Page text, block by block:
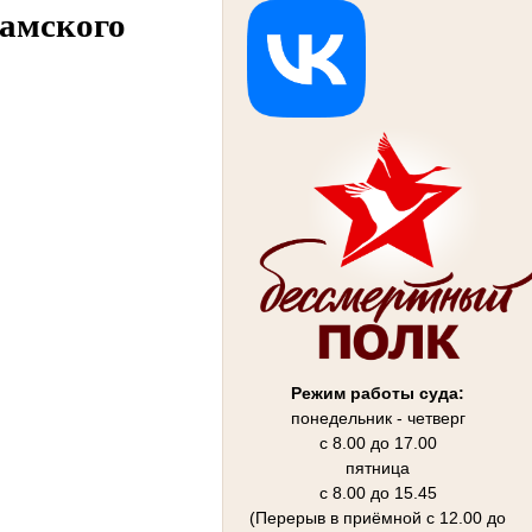
Режим работы суда:
понедельник - четверг
с 8.00 до 17.00
пятница
с 8.00 до 15.45
(Перерыв в приёмной с 12.00 до